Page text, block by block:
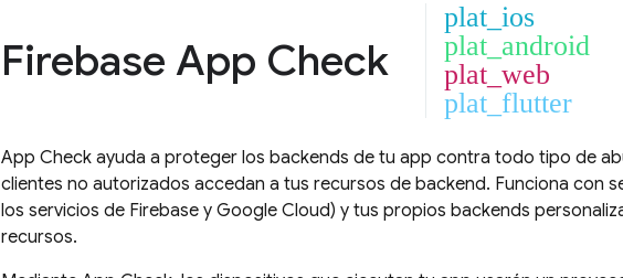
Firebase App Check
plat_ios
plat_android
plat_web
plat_flutter
App Check ayuda a proteger los backends de tu app contra todo tipo de
clientes no autorizados accedan a tus recursos de backend. Funciona con
los servicios de Firebase y Google Cloud) y tus propios backends
recursos.